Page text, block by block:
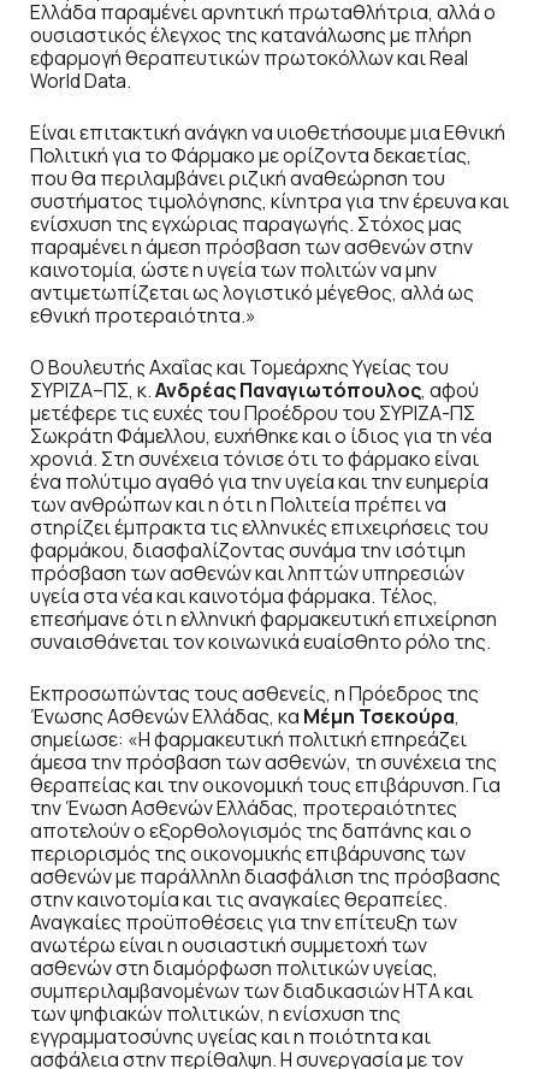
Ελλάδα παραμένει αρνητική πρωταθλήτρια, αλλά ο
ουσιαστικός έλεγχος της κατανάλωσης με πλήρη
εφαρμογή θεραπευτικών πρωτοκόλλων και Real
World Data.
Είναι επιτακτική ανάγκη να υιοθετήσουμε μια Εθνική
Πολιτική για το Φάρμακο με ορίζοντα δεκαετίας,
που θα περιλαμβάνει ριζική αναθεώρηση του
συστήματος τιμολόγησης, κίνητρα για την έρευνα και
ενίσχυση της εγχώριας παραγωγής. Στόχος μας
παραμένει η άμεση πρόσβαση των ασθενών στην
καινοτομία, ώστε η υγεία των πολιτών να μην
αντιμετωπίζεται ως λογιστικό μέγεθος, αλλά ως
εθνική προτεραιότητα.»
Ο Βουλευτής Αχαΐας και Τομεάρχης Υγείας του
ΣΥΡΙΖΑ–ΠΣ, κ.Ανδρέας Παναγιωτόπουλος, αφού
μετέφερε τις ευχές του Προέδρου του ΣΥΡΙΖΑ-ΠΣ
Σωκράτη Φάμελλου, ευχήθηκε και ο ίδιος για τη νέα
χρονιά. Στη συνέχεια τόνισε ότι το φάρμακο είναι
ένα πολύτιμο αγαθό για την υγεία και την ευημερία
των ανθρώπων και η ότι η Πολιτεία πρέπει να
στηρίζει έμπρακτα τις ελληνικές επιχειρήσεις του
φαρμάκου, διασφαλίζοντας συνάμα την ισότιμη
πρόσβαση των ασθενών και ληπτών υπηρεσιών
υγεία στα νέα και καινοτόμα φάρμακα. Τέλος,
επεσήμανε ότι η ελληνική φαρμακευτική επιχείρηση
συναισθάνεται τον κοινωνικά ευαίσθητο ρόλο της.
Εκπροσωπώντας τους ασθενείς, η Πρόεδρος της
Ένωσης Ασθενών Ελλάδας, κα Μέμη Τσεκούρα,
σημείωσε: «Η φαρμακευτική πολιτική επηρεάζει
άμεσα την πρόσβαση των ασθενών, τη συνέχεια της
θεραπείας και την οικονομική τους επιβάρυνση. Για
την Ένωση Ασθενών Ελλάδας, προτεραιότητες
αποτελούν ο εξορθολογισμός της δαπάνης και ο
περιορισμός της οικονομικής επιβάρυνσης των
ασθενών με παράλληλη διασφάλιση της πρόσβασης
στην καινοτομία και τις αναγκαίες θεραπείες.
Αναγκαίες προϋποθέσεις για την επίτευξη των
ανωτέρω είναι η ουσιαστική συμμετοχή των
ασθενών στη διαμόρφωση πολιτικών υγείας,
συμπεριλαμβανομένων των διαδικασιών HTA και
των ψηφιακών πολιτικών, η ενίσχυση της
εγγραμματοσύνης υγείας και η ποιότητα και
ασφάλεια στην περίθαλψη. Η συνεργασία με τον